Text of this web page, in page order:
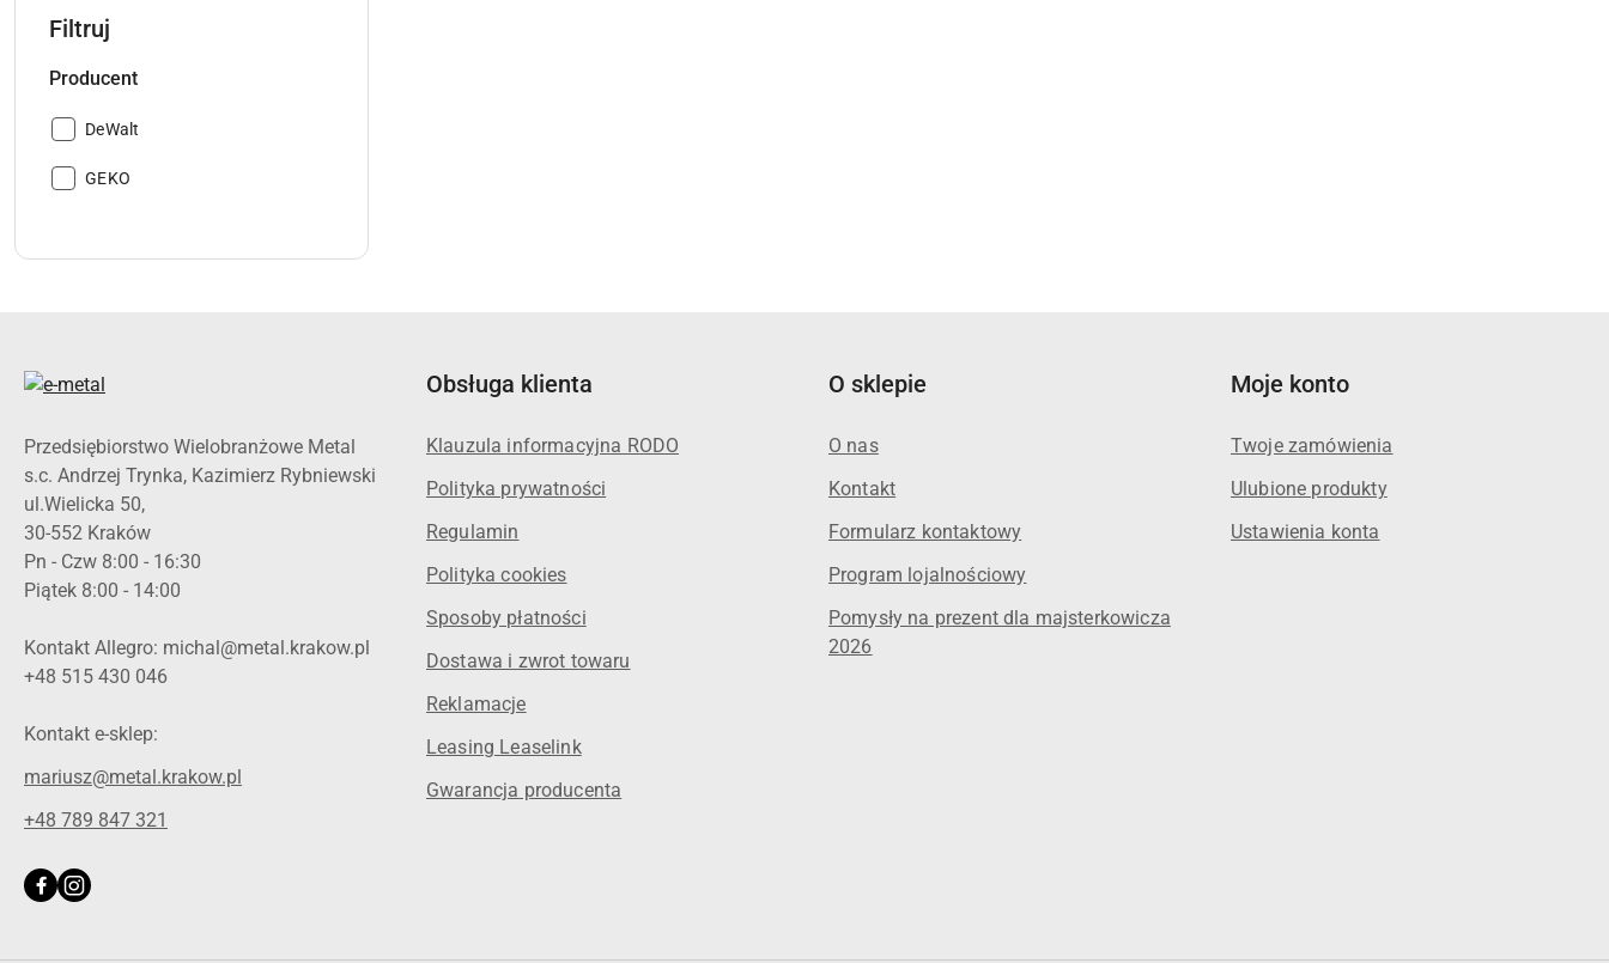
Filtruj
Producent
Producent:
DeWalt
Producent:
GEKO
Przedsiębiorstwo Wielobranżowe Metal
s.c. Andrzej Trynka, Kazimierz Rybniewski
ul.Wielicka 50,
30-552 Kraków
Pn - Czw 8:00 - 16:30
Piątek 8:00 - 14:00
Kontakt Allegro: michal@metal.krakow.pl
+48 515 430 046
Kontakt e-sklep:
mariusz@metal.krakow.pl
+48 789 847 321
Obsługa klienta
Klauzula informacyjna RODO
Polityka prywatności
Regulamin
Polityka cookies
Sposoby płatności
Dostawa i zwrot towaru
Reklamacje
Leasing Leaselink
Gwarancja producenta
O sklepie
O nas
Kontakt
Formularz kontaktowy
Program lojalnościowy
Pomysły na prezent dla majsterkowicza
2026
Moje konto
Twoje zamówienia
Ulubione produkty
Ustawienia konta